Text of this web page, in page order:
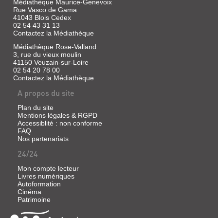
À
vous
de
jouer
Dans
une
société
tiraillée
entre
paix
chaos,
Izuku
Midoriya,
dit
Deku,
aspire
grand
des
héros.
Aux
côtés
ses
Médiathèque Maurice-Genevoix
Rue Vasco de Gama
41043 Blois Cedex
02 54 43 31 13
Contactez la Médiathèque
Médiathèque Rose-Valland
3, rue du vieux moulin
41150 Veuzain-sur-Loire
02 54 20 78 00
Contactez la Médiathèque
A propos du site
Plan du site
Mentions légales & RGPD
Accessiblité : non conforme
FAQ
Nos partenariats
24/24
Mon compte lecteur
Livres numériques
Autoformation
Cinéma
Patrimoine